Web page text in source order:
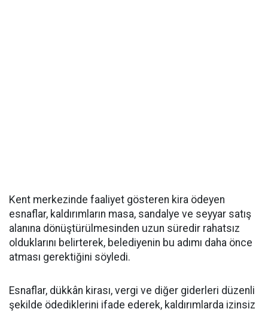
Kent merkezinde faaliyet gösteren kira ödeyen
esnaflar, kaldırımların masa, sandalye ve seyyar satış
alanına dönüştürülmesinden uzun süredir rahatsız
olduklarını belirterek, belediyenin bu adımı daha önce
atması gerektiğini söyledi.
Esnaflar, dükkân kirası, vergi ve diğer giderleri düzenli
şekilde ödediklerini ifade ederek, kaldırımlarda izinsiz